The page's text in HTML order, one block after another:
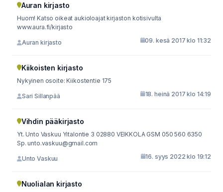
Auran kirjasto
Huom! Katso oikeat aukioloajat kirjaston kotisivulta
www.aura.fi/kirjasto
Auran kirjasto 09. kesä 2017 klo 11:32
Kiikoisten kirjasto
Nykyinen osoite: Kiikostentie 175
Sari Sillanpää 18. heinä 2017 klo 14:19
Vihdin pääkirjasto
Yt. Unto Vaskuu Yitalontie 3 02880 VEIKKOLA GSM 050 560 6350
Sp. unto.vaskuu@gmail.com
Unto Vaskuu 16. syys 2022 klo 19:12
Nuolialan kirjasto